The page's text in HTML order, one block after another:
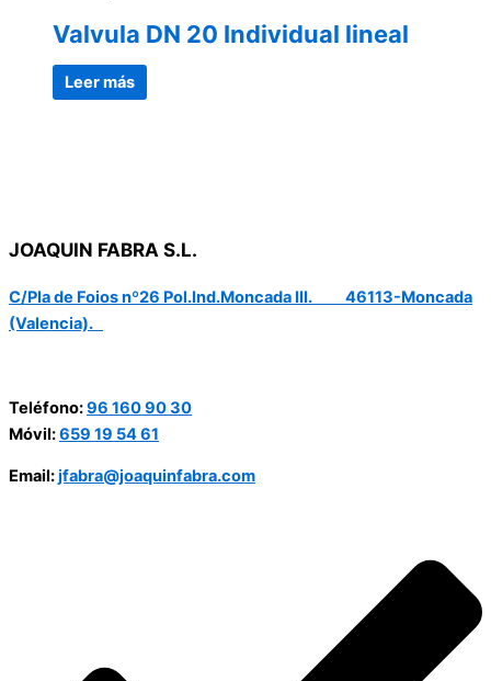
Valvula DN 20 Individual lineal
Leer más
JOAQUIN FABRA S.L.
C/Pla de Foios nº26 Pol.Ind.Moncada III. 46113-Moncada
(Valencia).
Teléfono:96 160 90 30
Móvil:659 19 54 61
Email:jfabra@joaquinfabra.com